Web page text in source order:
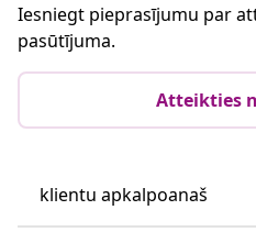
Iesniegt pieprasījumu par
pasūtījuma.
Atteikties
klientu apkalpoanaš